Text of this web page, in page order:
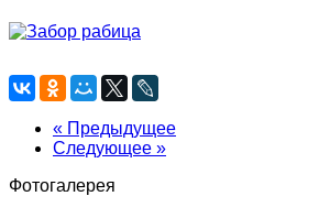
« Предыдущее
Следующее »
Фотогалерея